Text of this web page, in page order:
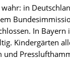
in
In Bayern
Kindergärten